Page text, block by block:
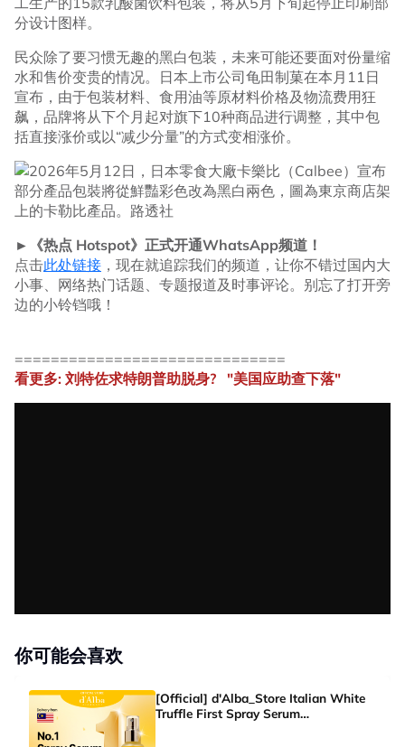
分设计图样。
民众除了要习惯无趣的黑白包装，未来可能还要面对份量缩
水和售价变贵的情况。日本上市公司龟田制菓在本月11日
宣布，由于包装材料、食用油等原材料价格及物流费用狂
飙，品牌将从下个月起对旗下10种商品进行调整，其中包
括直接涨价或以“减少分量”的方式变相涨价。
►《热点 Hotspot》正式开通WhatsApp频道！
点击此处链接 ，现在就追踪我们的频道，让你不错过国内大
小事、网络热门话题、专题报道及时事评论。别忘了打开旁
边的小铃铛哦！
==============================
看更多: 刘特佐求特朗普助脱身? "美国应助查下落"
你可能会喜欢
[Official] d'Alba_Store Italian White
Truffle First Spray Serum